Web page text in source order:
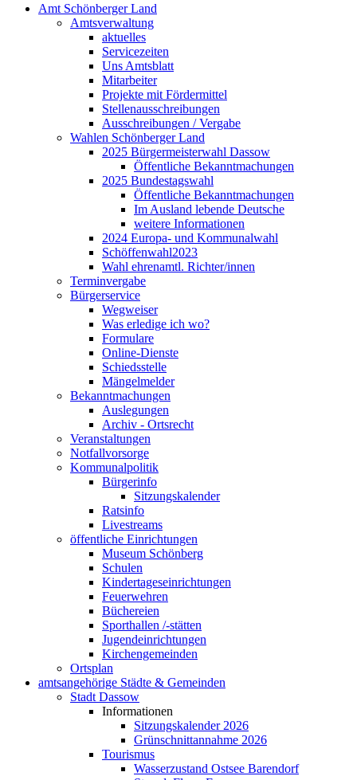
Amt Schönberger Land
Amtsverwaltung
aktuelles
Servicezeiten
Uns Amtsblatt
Mitarbeiter
Projekte mit Fördermittel
Stellenausschreibungen
Ausschreibungen / Vergabe
Wahlen Schönberger Land
2025 Bürgermeisterwahl Dassow
Öffentliche Bekanntmachungen
2025 Bundestagswahl
Öffentliche Bekanntmachungen
Im Ausland lebende Deutsche
weitere Informationen
2024 Europa- und Kommunalwahl
Schöffenwahl2023
Wahl ehrenamtl. Richter/innen
Terminvergabe
Bürgerservice
Wegweiser
Was erledige ich wo?
Formulare
Online-Dienste
Schiedsstelle
Mängelmelder
Bekanntmachungen
Auslegungen
Archiv - Ortsrecht
Veranstaltungen
Notfallvorsorge
Kommunalpolitik
Bürgerinfo
Sitzungskalender
Ratsinfo
Livestreams
öffentliche Einrichtungen
Museum Schönberg
Schulen
Kindertageseinrichtungen
Feuerwehren
Büchereien
Sporthallen /-stätten
Jugendeinrichtungen
Kirchengemeinden
Ortsplan
amtsangehörige Städte & Gemeinden
Stadt Dassow
Informationen
Sitzungskalender 2026
Grünschnittannahme 2026
Tourismus
Wasserzustand Ostsee Barendorf